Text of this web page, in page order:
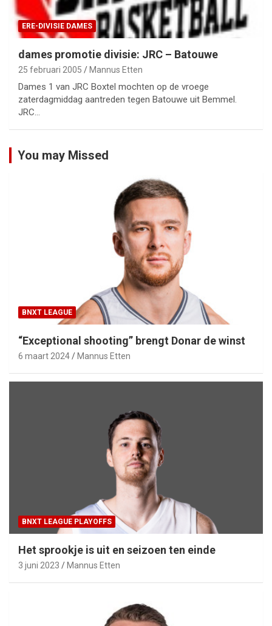
ERE-DIVISIE DAMES
dames promotie divisie: JRC – Batouwe
25 februari 2005 Mannus Etten
Dames 1 van JRC Boxtel mochten op de vroege
zaterdagmiddag aantreden tegen Batouwe uit Bemmel.
JRC…
You may Missed
BNXT LEAGUE
“Exceptional shooting” brengt Donar de winst
6 maart 2024 Mannus Etten
BNXT LEAGUE PLAYOFFS
Het sprookje is uit en seizoen ten einde
3 juni 2023 Mannus Etten